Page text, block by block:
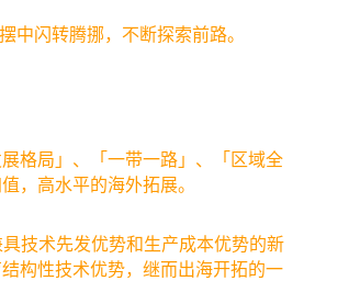
中闪转腾挪，不断探索前路。
格局」、「一带一路」、「区域全
，高水平的海外拓展。
技术先发优势和生产成本优势的新
构性技术优势，继而出海开拓的一